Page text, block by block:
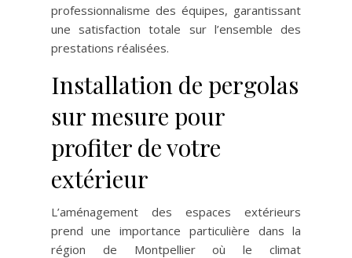
professionnalisme des équipes, garantissant
une satisfaction totale sur l’ensemble des
prestations réalisées.
Installation de pergolas
sur mesure pour
profiter de votre
extérieur
L’aménagement des espaces extérieurs
prend une importance particulière dans la
région de Montpellier où le climat